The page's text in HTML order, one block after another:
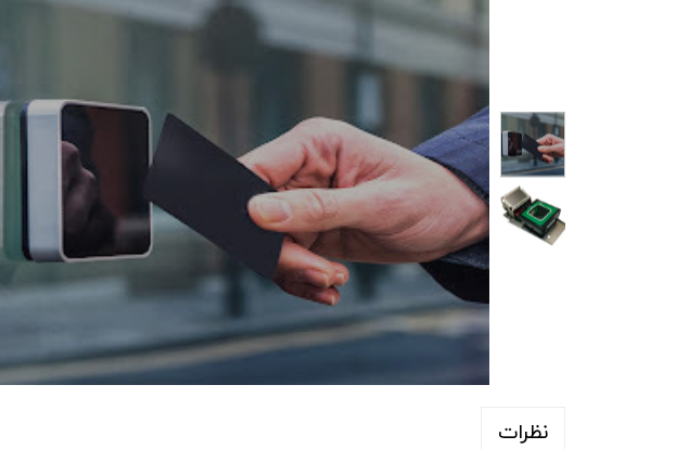
Access Control system
and Assemble -PCB Electronic Boards
نظرات